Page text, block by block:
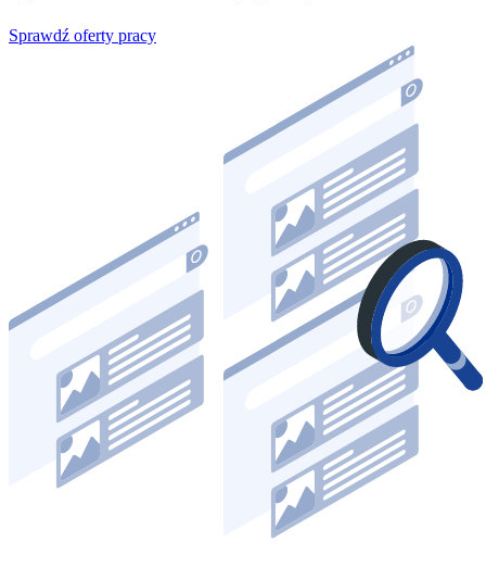
Sprawdź oferty pracy